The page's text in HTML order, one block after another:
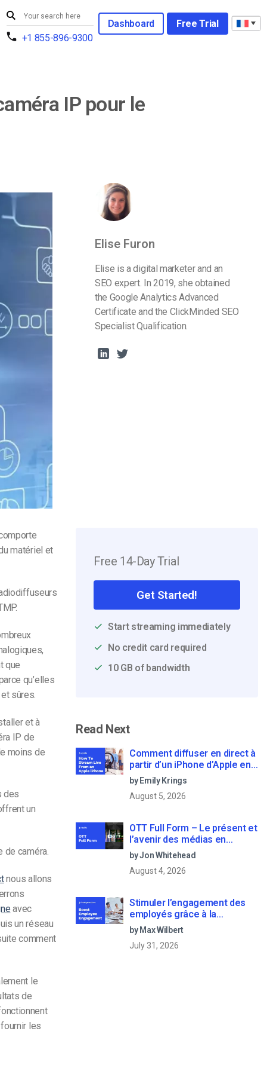
+1 855-896-9300
Dashboard Free Trial
IP pour le
Elise Furon
Elise is a digital marketer and an
SEO expert. In 2019, she obtained
the Google Analytics Advanced
Certificate and the ClickMinded SEO
Specialist Qualification.
matériel et
que
qu’elles
sûres.
et à
IP de
moins de
des
un
de caméra.
nous allons
avec
un réseau
comment
le
de
les
Free 14-Day Trial
Get Started!
Start streaming immediately
No credit card required
10 GB of bandwidth
Read Next
Comment diffuser en direct à
partir d’un iPhone d’Apple en
6 étapes faciles
by Emily Krings
August 5, 2026
OTT Full Form – Le présent et
l’avenir des médias en
continu
by Jon Whitehead
August 4, 2026
Stimuler l’engagement des
employés grâce à la
communication d’entreprise
en direct
by Max Wilbert
July 31, 2026